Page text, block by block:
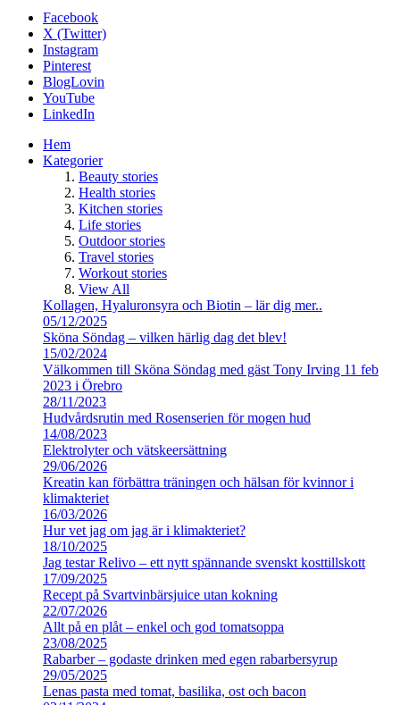
Facebook
X (Twitter)
Instagram
Pinterest
BlogLovin
YouTube
LinkedIn
Hem
Kategorier
Beauty stories
Health stories
Kitchen stories
Life stories
Outdoor stories
Travel stories
Workout stories
View All
Kollagen, Hyaluronsyra och Biotin – lär dig mer..
05/12/2025
Sköna Söndag – vilken härlig dag det blev!
15/02/2024
Välkommen till Sköna Söndag med gäst Tony Irving 11 feb
2023 i Örebro
28/11/2023
Hudvårdsrutin med Rosenserien för mogen hud
14/08/2023
Elektrolyter och vätskeersättning
29/06/2026
Kreatin kan förbättra träningen och hälsan för kvinnor i
klimakteriet
16/03/2026
Hur vet jag om jag är i klimakteriet?
18/10/2025
Jag testar Relivo – ett nytt spännande svenskt kosttillskott
17/09/2025
Recept på Svartvinbärsjuice utan kokning
22/07/2026
Allt på en plåt – enkel och god tomatsoppa
23/08/2025
Rabarber – godaste drinken med egen rabarbersyrup
29/05/2025
Lenas pasta med tomat, basilika, ost och bacon